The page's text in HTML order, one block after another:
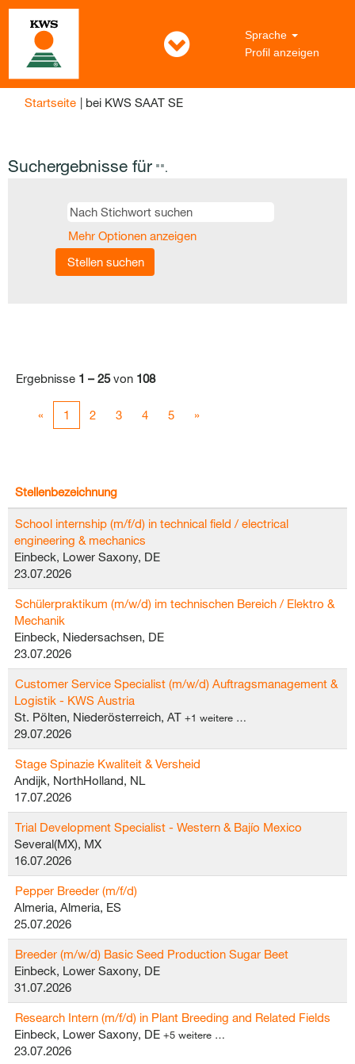
Sprache
Profil anzeigen
Startseite | bei KWS SAAT SE(aktuelle
Suchergebnisse für "".
Mehr Optionen anzeigen
Ergebnisse 1 – 25von 108
« 1 2 3 4 5 »
Stellenbezeichnung
School internship (m/f/d) in technical field / electrical
engineering & mechanics
Einbeck, Lower Saxony, DE
23.07.2026
Schülerpraktikum (m/w/d) im technischen Bereich / Elektro &
Mechanik
Einbeck, Niedersachsen, DE
23.07.2026
Customer Service Specialist (m/w/d) Auftragsmanagement &
Logistik - KWS Austria
St. Pölten, Niederösterreich, AT +1 weitere …
29.07.2026
Stage Spinazie Kwaliteit & Versheid
Andijk, NorthHolland, NL
17.07.2026
Trial Development Specialist - Western & Bajío Mexico
Several(MX), MX
16.07.2026
Pepper Breeder (m/f/d)
Almeria, Almeria, ES
25.07.2026
Breeder (m/w/d) Basic Seed Production Sugar Beet
Einbeck, Lower Saxony, DE
31.07.2026
Research Intern (m/f/d) in Plant Breeding and Related Fields
Einbeck, Lower Saxony, DE +5 weitere …
23.07.2026